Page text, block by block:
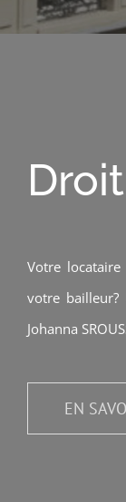
Votre
votre bailleur?
Johanna
EN